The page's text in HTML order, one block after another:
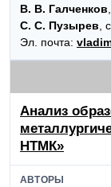
В. В. Галченков
С. С. Пузырев,
Эл. почта:
Анализ
НТМК»
АВТОРЫ